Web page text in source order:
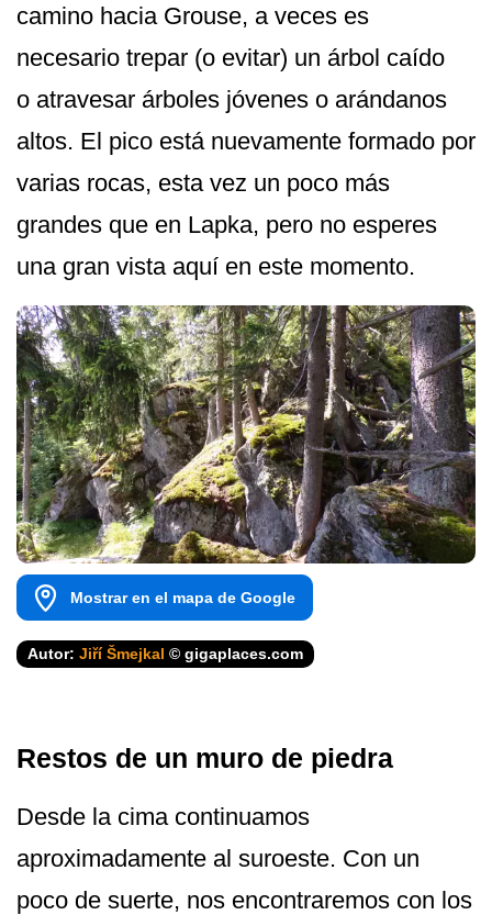
camino hacia Grouse, a veces es
necesario trepar (o evitar) un árbol caído
o atravesar árboles jóvenes o arándanos
altos. El pico está nuevamente formado por
varias rocas, esta vez un poco más
grandes que en Lapka, pero no esperes
una gran vista aquí en este momento.
Mostrar en el mapa de Google
Autor: Jiří Šmejkal © gigaplaces.com
Restos de un muro de piedra
Desde la cima continuamos
aproximadamente al suroeste. Con un
poco de suerte, nos encontraremos con los